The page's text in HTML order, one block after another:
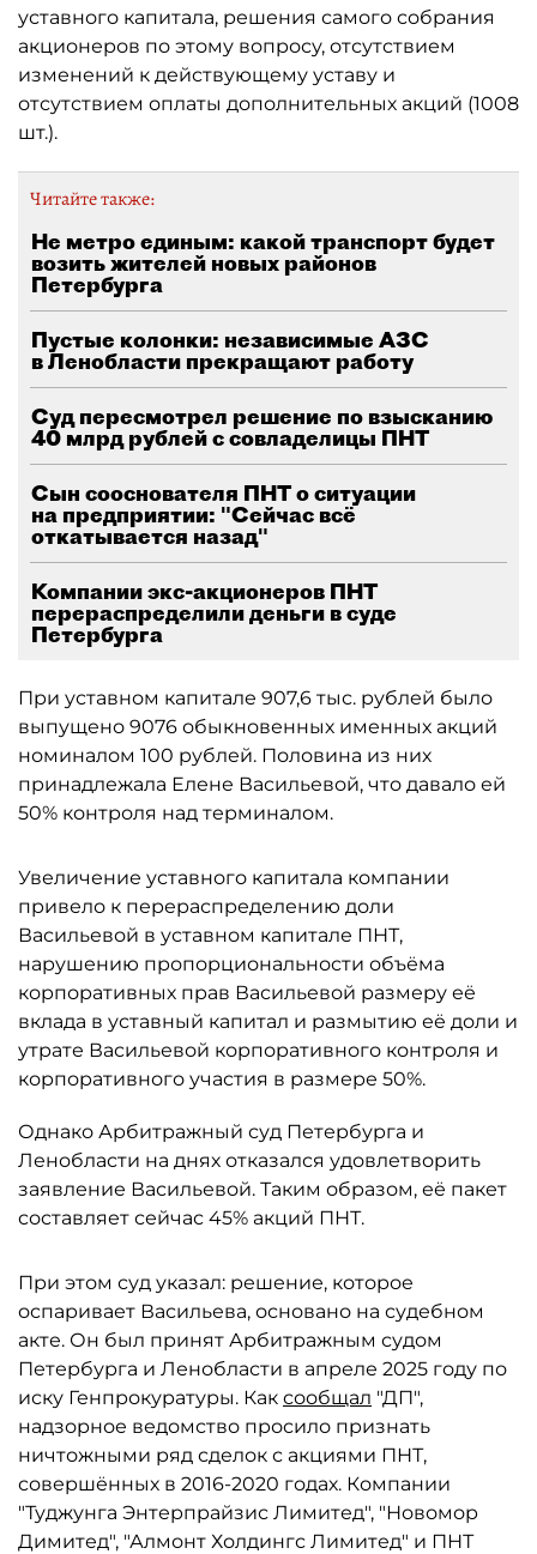
уставного капитала, решения самого собрания
акционеров по этому вопросу, отсутствием
изменений к действующему уставу и
отсутствием оплаты дополнительных акций (1008
шт.).
Читайте также:
Не метро единым: какой транспорт будет
возить жителей новых районов
Петербурга
Пустые колонки: независимые АЗС
в Ленобласти прекращают работу
Суд пересмотрел решение по взысканию
40 млрд рублей с совладелицы ПНТ
Сын сооснователя ПНТ о ситуации
на предприятии: "Сейчас всё
откатывается назад"
Компании экс-акционеров ПНТ
перераспределили деньги в суде
Петербурга
При уставном капитале 907,6 тыс. рублей было
выпущено 9076 обыкновенных именных акций
номиналом 100 рублей. Половина из них
принадлежала Елене Васильевой, что давало ей
50% контроля над терминалом.
Увеличение уставного капитала компании
привело к перераспределению доли
Васильевой в уставном капитале ПНТ,
нарушению пропорциональности объёма
корпоративных прав Васильевой размеру её
вклада в уставный капитал и размытию её доли и
утрате Васильевой корпоративного контроля и
корпоративного участия в размере 50%.
Однако Арбитражный суд Петербурга и
Ленобласти на днях отказался удовлетворить
заявление Васильевой. Таким образом, её пакет
составляет сейчас 45% акций ПНТ.
При этом суд указал: решение, которое
оспаривает Васильева, основано на судебном
акте. Он был принят Арбитражным судом
Петербурга и Ленобласти в апреле 2025 году по
иску Генпрокуратуры. Как сообщал "ДП",
надзорное ведомство просило признать
ничтожными ряд сделок с акциями ПНТ,
совершённых в 2016-2020 годах. Компании
"Туджунга Энтерпрайзис Лимитед", "Новомор
Димитед", "Алмонт Холдингс Лимитед" и ПНТ